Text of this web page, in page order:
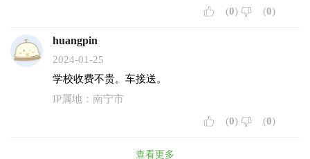
(0) (0)
huangpin
2024-01-25
学校收费不贵。车接送。
IP属地：南宁市
(0) (0)
查看更多